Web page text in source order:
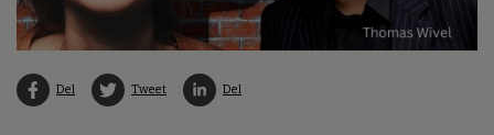
Del Tweet Del